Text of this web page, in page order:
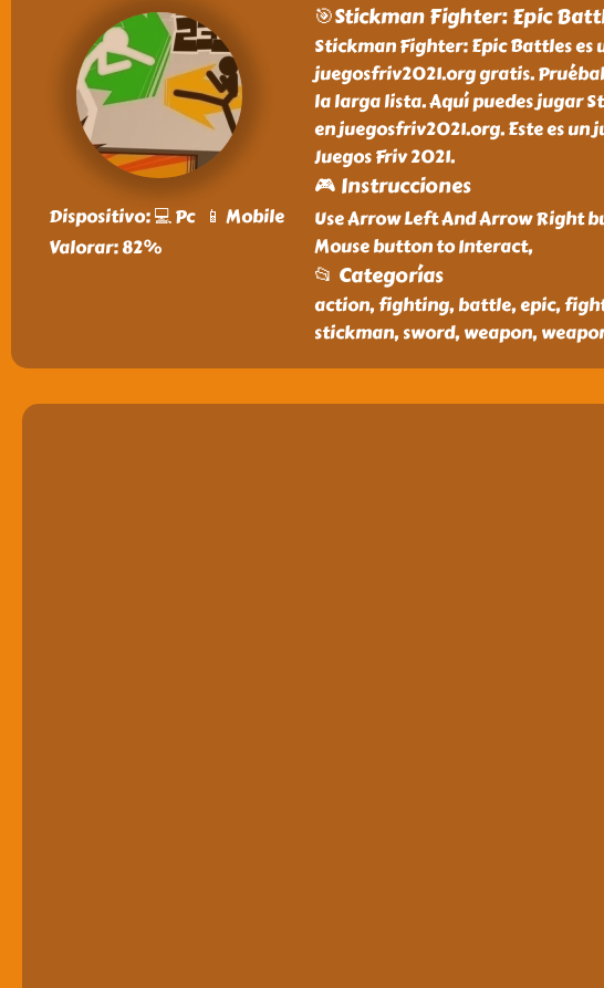
Dispositivo: 💻 Pc 📱 Mobile
Valorar: 82%
🎯Stickman Fighter: Epic
Stickman Fighter: Epic Battles es
juegosfriv2021.org gratis.
la larga lista. Aquí puedes jugar
en juegosfriv2021.org. Este es
Juegos Friv 2021.
🎮 Instrucciones
Use Arrow Left And Arrow Right
Mouse button to Interact,
📂 Categorías
action, fighting, battle, epic,
stickman, sword, weapon,